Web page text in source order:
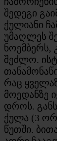
შედეგი
ქულიანი
უმაღლეს
ნოემბერს,
შეძლო.
რაც
მოედანზე
დროს.
ქულა (3
წუთში.